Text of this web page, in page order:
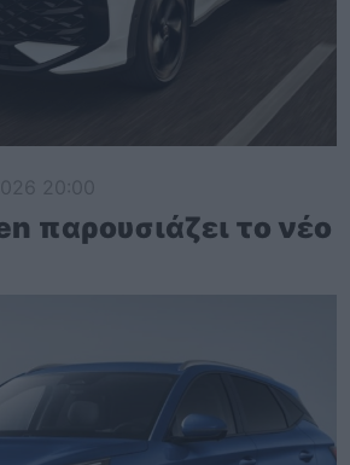
παρουσιάζει το νέο